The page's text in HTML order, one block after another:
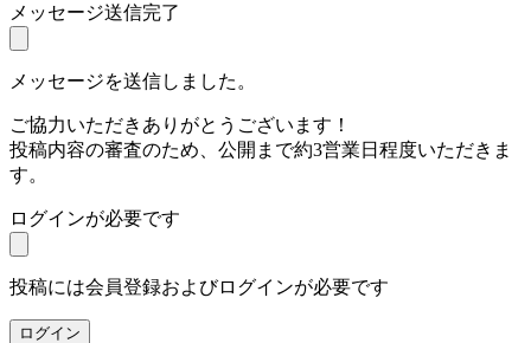
メッセージ送信完了
メッセージを送信しました。
ご協力いただきありがとうございます！
投稿内容の審査のため、公開まで約3営業日程度いただきま
す。
ログインが必要です
投稿には会員登録およびログインが必要です
ログイン